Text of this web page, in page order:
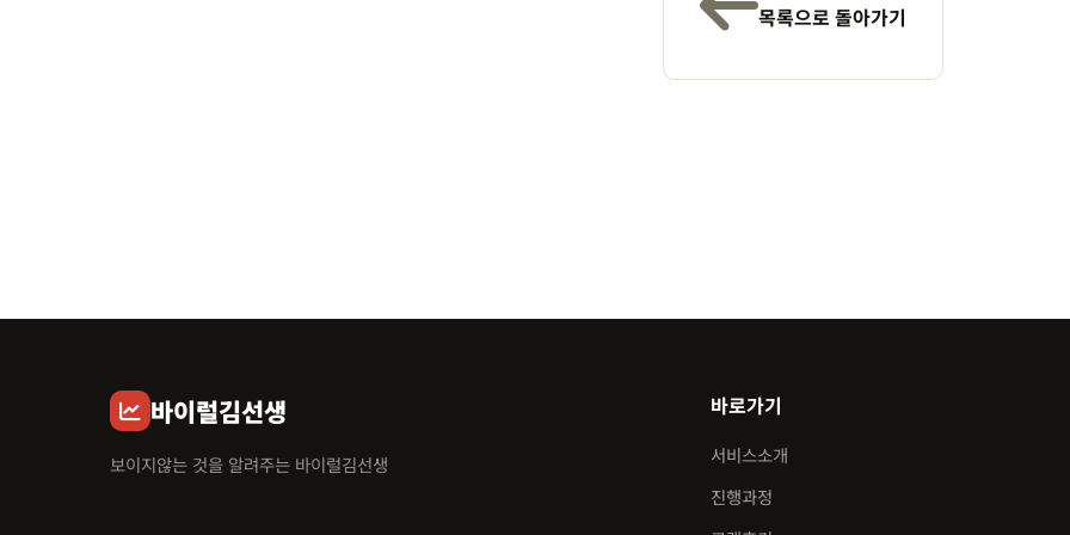
목록으로 돌아가기
바이럴김선생
보이지않는 것을 알려주는 바이럴김선생
바로가기
서비스소개
진행과정